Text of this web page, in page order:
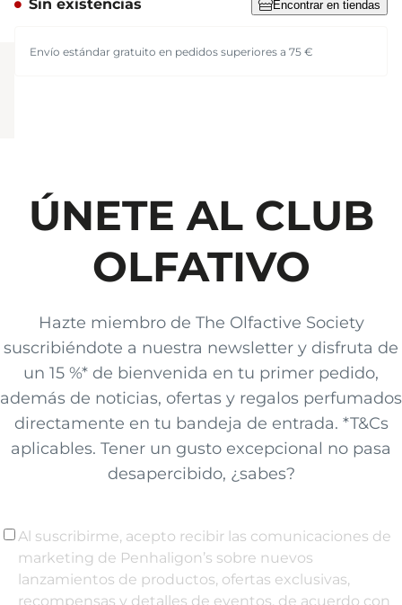
Sin existencias Encontrar en tiendas
Envío estándar gratuito en pedidos superiores a 75 €
ÚNETE AL CLUB
OLFATIVO
Hazte miembro de The Olfactive Society
suscribiéndote a nuestra newsletter y disfruta de
un 15 %* de bienvenida en tu primer pedido,
además de noticias, ofertas y regalos perfumados
directamente en tu bandeja de entrada. *T&Cs
aplicables. Tener un gusto excepcional no pasa
desapercibido, ¿sabes?
Al suscribirme, acepto recibir las comunicaciones de
marketing de Penhaligon’s sobre nuevos
lanzamientos de productos, ofertas exclusivas,
recompensas y detalles de eventos, de acuerdo con